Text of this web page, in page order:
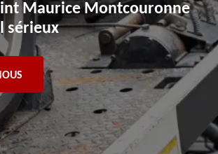
Maurice Montcouronne
sérieux